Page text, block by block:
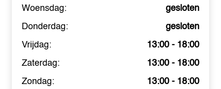
Woensdag:
gesloten
Donderdag:
gesloten
Vrijdag:
13:00 - 18:00
Zaterdag:
13:00 - 18:00
Zondag:
13:00 - 18:00